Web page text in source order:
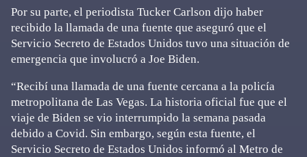
Por su parte, el periodista Tucker Carlson dijo haber
recibido la llamada de una fuente que aseguró que el
Servicio Secreto de Estados Unidos tuvo una situación de
emergencia que involucró a Joe Biden.
“Recibí una llamada de una fuente cercana a la policía
metropolitana de Las Vegas. La historia oficial fue que el
viaje de Biden se vio interrumpido la semana pasada
debido a Covid. Sin embargo, según esta fuente, el
Servicio Secreto de Estados Unidos informó al Metro de